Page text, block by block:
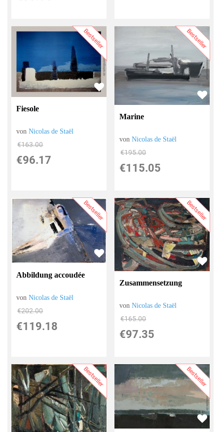
Bestseller
Fiesole
vonNicolas de Staël
€163.00
€96.17
Bestseller
Marine
vonNicolas de Staël
€195.00
€115.05
Bestseller
Abbildung accoudée
vonNicolas de Staël
€202.00
€119.18
Bestseller
Zusammensetzung
vonNicolas de Staël
€165.00
€97.35
Bestseller Bestseller